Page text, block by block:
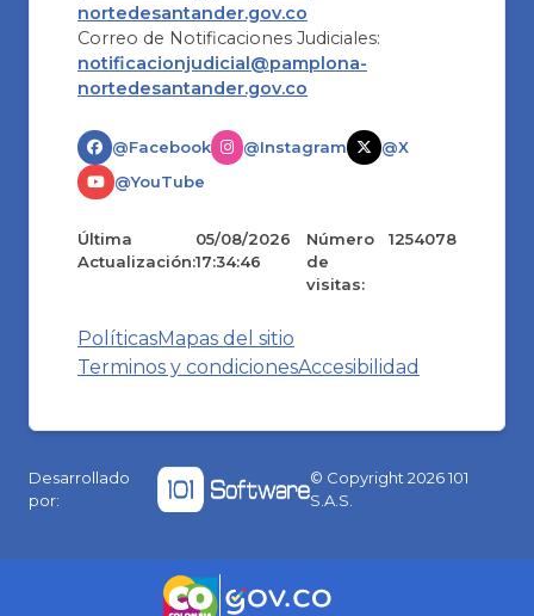
nortedesantander.gov.co
Correo de Notificaciones Judiciales:
notificacionjudicial@pamplona-
nortedesantander.gov.co
@Facebook @Instagram
@X
@YouTube
Última
Actualización:
05/08/2026
17:34:46
Número
de
visitas:
1254078
PolíticasMapas del sitio
Terminos y condicionesAccesibilidad
Desarrollado
por:
© Copyright2026101
S.A.S.